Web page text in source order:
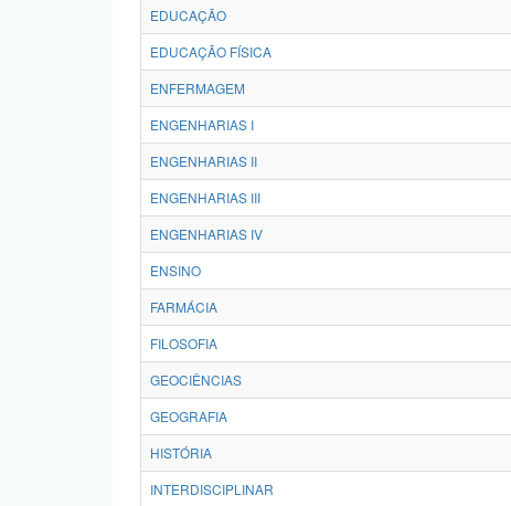
EDUCAÇÃO
EDUCAÇÃO FÍSICA
ENFERMAGEM
ENGENHARIAS I
ENGENHARIAS II
ENGENHARIAS III
ENGENHARIAS IV
ENSINO
FARMÁCIA
FILOSOFIA
GEOCIÊNCIAS
GEOGRAFIA
HISTÓRIA
INTERDISCIPLINAR